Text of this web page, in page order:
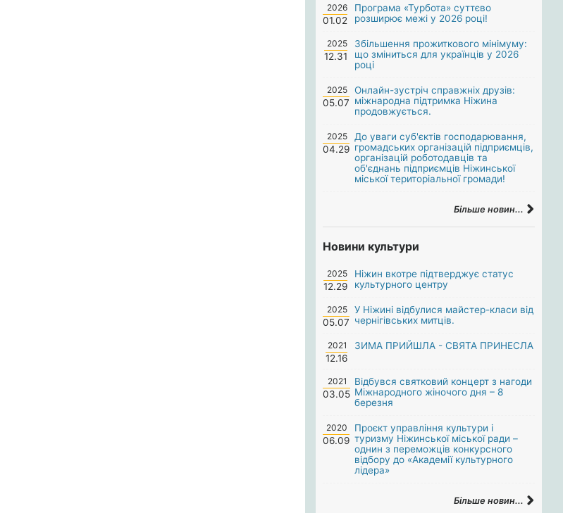
2026
01.02
Програма «Турбота» суттєво
розширює межі у 2026 році!
2025
12.31
Збільшення прожиткового мінімуму:
що зміниться для українців у 2026
році
2025
05.07
Онлайн-зустріч справжніх друзів:
міжнародна підтримка Ніжина
продовжується.
2025
04.29
До уваги суб'єктів господарювання,
громадських організацій підприємців,
організацій роботодавців та
об'єднань підприємців Ніжинської
міської територіальної громади!
Більше новин...
Новини культури
2025
12.29
Ніжин вкотре підтверджує статус
культурного центру
2025
05.07
У Ніжині відбулися майстер-класи від
чернігівських митців.
2021
12.16
ЗИМА ПРИЙШЛА - СВЯТА ПРИНЕСЛА
2021
03.05
Відбувся святковий концерт з нагоди
Міжнародного жіночого дня – 8
березня
2020
06.09
Проєкт управління культури і
туризму Ніжинської міської ради –
однин з переможців конкурсного
відбору до «Академії культурного
лідера»
Більше новин...